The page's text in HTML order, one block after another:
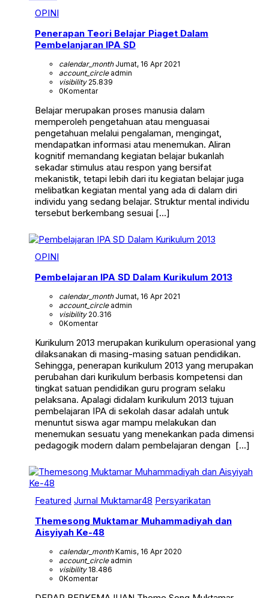
OPINI
Penerapan Teori Belajar Piaget Dalam
Pembelanjaran IPA SD
calendar_monthJumat, 16 Apr 2021
account_circleadmin
visibility25.839
0Komentar
Belajar merupakan proses manusia dalam
memperoleh pengetahuan atau menguasai
pengetahuan melalui pengalaman, mengingat,
mendapatkan informasi atau menemukan. Aliran
kognitif memandang kegiatan belajar bukanlah
sekadar stimulus atau respon yang bersifat
mekanistik, tetapi lebih dari itu kegiatan belajar juga
melibatkan kegiatan mental yang ada di dalam diri
individu yang sedang belajar. Struktur mental individu
tersebut berkembang sesuai […]
OPINI
Pembelajaran IPA SD Dalam Kurikulum 2013
calendar_monthJumat, 16 Apr 2021
account_circleadmin
visibility20.316
0Komentar
Kurikulum 2013 merupakan kurikulum operasional yang
dilaksanakan di masing-masing satuan pendidikan.
Sehingga, penerapan kurikulum 2013 yang merupakan
perubahan dari kurikulum berbasis kompetensi dan
tingkat satuan pendidikan guru program selaku
pelaksana. Apalagi didalam kurikulum 2013 tujuan
pembelajaran IPA di sekolah dasar adalah untuk
menuntut siswa agar mampu melakukan dan
menemukan sesuatu yang menekankan pada dimensi
pedagogik modern dalam pembelajaran dengan […]
Featured Jurnal Muktamar48 Persyarikatan
Themesong Muktamar Muhammadiyah dan
Aisyiyah Ke-48
calendar_monthKamis, 16 Apr 2020
account_circleadmin
visibility18.486
0Komentar